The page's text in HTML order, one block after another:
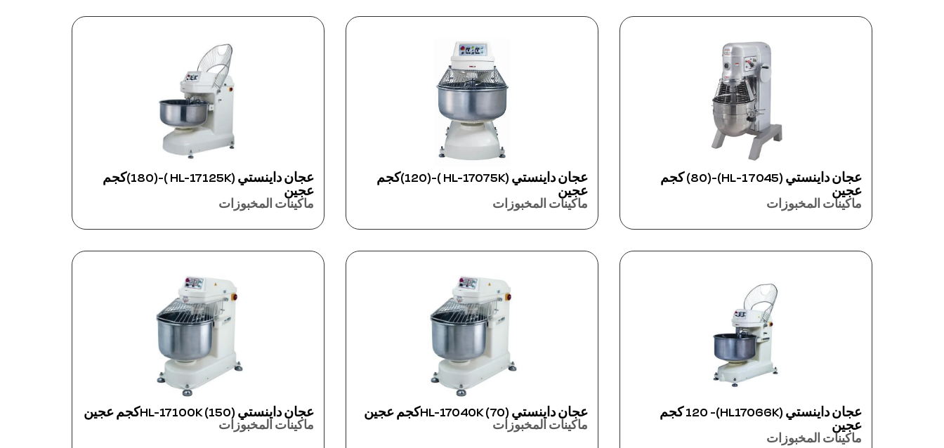
عجان داينستي (17045-HL)-(80) كجم
عجين
ماكينات المخبوزات
عجان داينستي (HL-17075K )-(120)كجم
عجين
ماكينات المخبوزات
عجان داينستي (HL-17125K )-(180)كجم
عجين
ماكينات المخبوزات
عجان داينستي (HL17066K)- 120 كجم
عجين
ماكينات المخبوزات
عجان داينستي HL-17040K (70)كجم عجين
ماكينات المخبوزات
عجان داينستي HL-17100K (150)كجم عجين
ماكينات المخبوزات